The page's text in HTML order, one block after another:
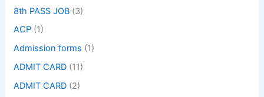
8th PASS JOB (3)
ACP (1)
Admission forms (1)
ADMIT CARD (11)
ADMIT CARD (2)